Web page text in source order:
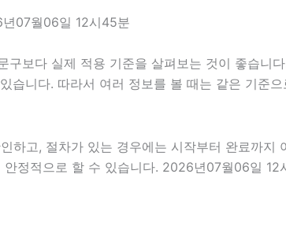
07월06일 12시45분
구보다 실제 적용 기준을 살펴보는 것이 좋습
습니다. 따라서 여러 정보를 볼 때는 같은 기준
하고, 절차가 있는 경우에는 시작부터 완료까
정적으로 할 수 있습니다. 2026년07월06일 12